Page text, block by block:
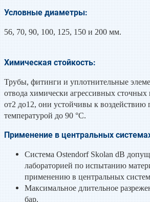
Условные диаметры:
56, 70, 90, 100, 125, 150 и 200 мм.
Химическая стойкость:
Трубы, фитинги и уплотнительные
отвода химически агрессивных сточных
от2 до12, они устойчивы к воздействию
температурой до 90 °С.
Применение в центральных
Система Ostendorf Skolan dB
лабораторией по испытанию
применению в центральных
Максимальное длительное
бар.